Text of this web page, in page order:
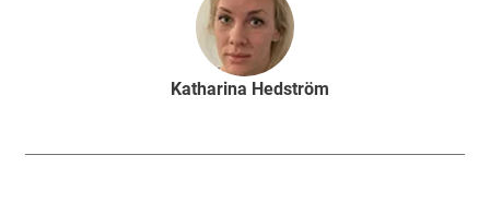
Katharina Hedström